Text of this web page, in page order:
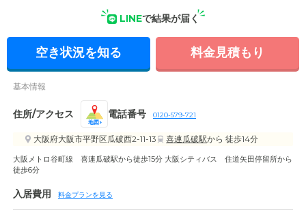
LINEで結果が届く
空き状況を知る 料金見積もり
基本情報
住所/アクセス
地図
電話番号 0120-579-721
大阪府大阪市平野区瓜破西2-11-13 喜連瓜破駅から 徒歩14分
大阪メトロ谷町線 喜連瓜破駅から徒歩15分 大阪シティバス 住道矢田停留所から
徒歩6分
入居費用 料金プランを見る